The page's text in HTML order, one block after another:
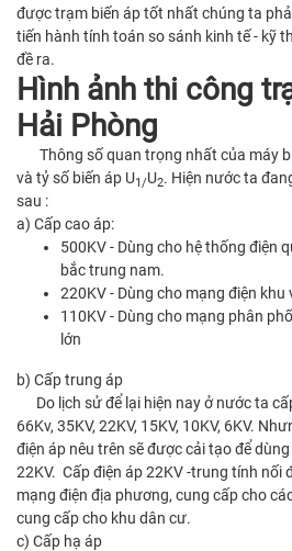
được trạm biến áp tốt nhất chúng ta
tiến hành tính toán so sánh kinh tế - kỹ
đề ra.
Hình ảnh thi công
Hải Phòng
Thông số quan trọng nhất của máy
và tỷ số biến áp U1/U2. Hiện nước ta
sau :
a) Cấp cao áp:
500KV - Dùng cho hệ thống điện
bắc trung nam.
220KV - Dùng cho mạng điện khu
110KV - Dùng cho mạng phân
lớn
b) Cấp trung áp
Do lịch sử để lại hiện nay ở nước ta
66Kv, 35KV, 22KV, 15KV, 10KV, 6KV.
điện áp nêu trên sẽ được cải tạo để
22KV. Cấp điện áp 22KV -trung tính nối
mạng điện địa phương, cung cấp cho
cung cấp cho khu dân cư.
c) Cấp hạ áp